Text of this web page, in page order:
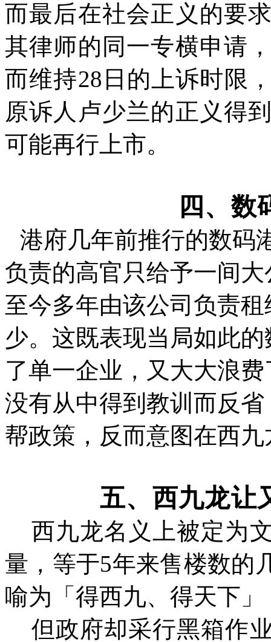
而最后在社会正义的要
其律师的同一专横申请
而维持28日的上诉时限
原诉人卢少兰的正义得
可能再行上市。
四、数
港府几年前推行的数码
负责的高官只给予一间
至今多年由该公司负责
少。这既表现当局如此
了单一企业，又大大浪
没有从中得到教训而反
帮政策，反而意图在西
五、西九龙让
西九龙名义上被定为
量，等于5年来售楼数的
喻为「得西九、得天下
但政府却采行黑箱作